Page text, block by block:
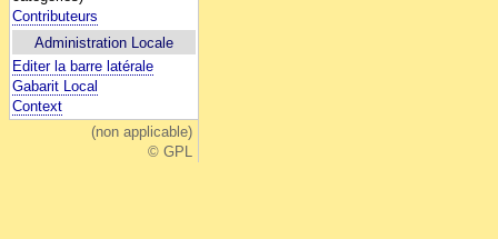
Contributeurs
Administration Locale
Editer la barre latérale
Gabarit Local
Context
(non applicable)
© GPL